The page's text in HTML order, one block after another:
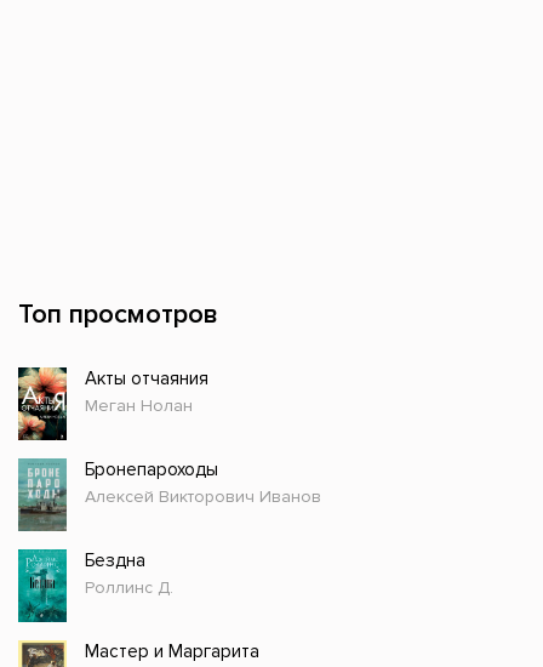
Топ просмотров
Акты отчаяния
Меган Нолан
Бронепароходы
Алексей Викторович Иванов
Бездна
Роллинс Д.
Мастер и Маргарита